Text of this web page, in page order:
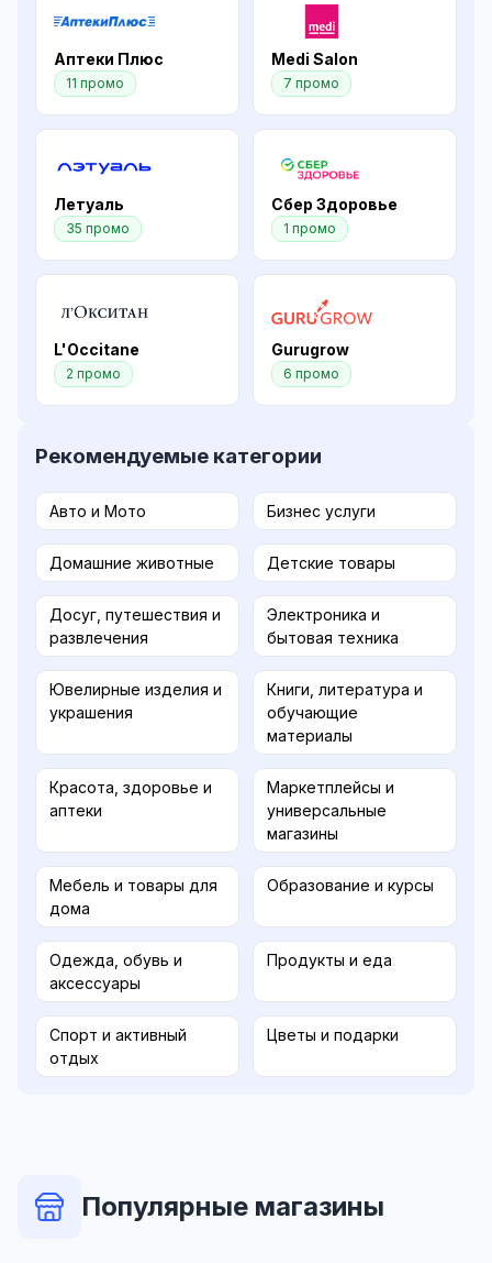
Аптеки Плюс
11 промо
Medi Salon
7 промо
Летуаль
35 промо
Сбер Здоровье
1 промо
L'Occitane
2 промо
Gurugrow
6 промо
Рекомендуемые категории
Авто и Мото Бизнес услуги
Домашние животные Детские товары
Досуг, путешествия и
развлечения
Электроника и
бытовая техника
Ювелирные изделия и
украшения
Книги, литература и
обучающие
материалы
Красота, здоровье и
аптеки
Маркетплейсы и
универсальные
магазины
Мебель и товары для
дома
Образование и курсы
Одежда, обувь и
аксессуары
Продукты и еда
Спорт и активный
отдых
Цветы и подарки
Популярные магазины